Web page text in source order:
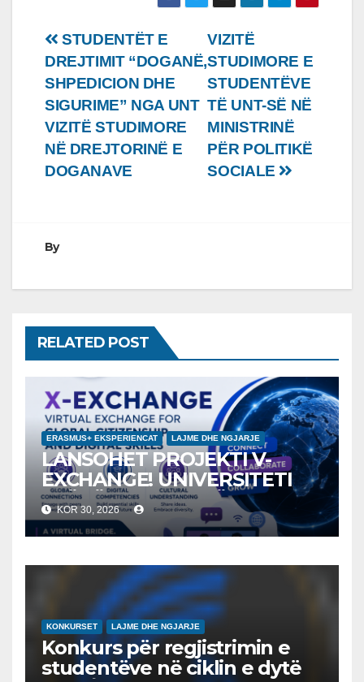
Lëvizje
te
postimet
VIZITË
STUDIMORE E
STUDENTËVE
TË UNT-SË NË
MINISTRINË
PËR POLITIKË
SOCIALE
STUDENTËT E
DREJTIMIT “DOGANË,
SHPEDICION DHE
SIGURIME” NGA UNT
VIZITË STUDIMORE
NË DREJTORINË E
DOGANAVE
By
RELATED POST
ERASMUS+ EKSPERIENCAT LAJME DHE NGJARJE
LANSOHET PROJEKTI V-
EXCHANGE! UNIVERSITETI
“NËNË TEREZA” NË SHKUP
UDHËHEQ NISMËN
NDËRKOMBËTARE PËR
EDUKIMIN DIGJITAL DHE
QYTETARINË GLOBALE
KOR 30, 2026
KONKURSET LAJME DHE NGJARJE
Konkurs për regjistrimin e
studentëve në ciklin e dytë